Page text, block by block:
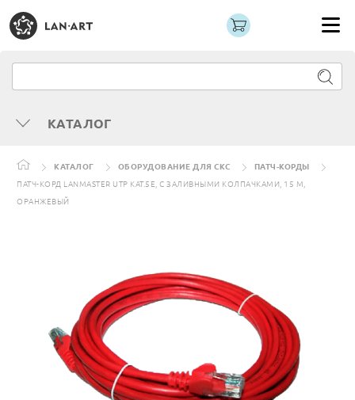
КАТАЛОГ
КАТАЛОГ ОБОРУДОВАНИЕ ДЛЯ СКС
ПАТЧ-КОРДЫ
ПАТЧ-КОРД LANMASTER UTP КАТ.5Е, С ЗАЛИВНЫМИ КОЛПАЧКАМИ, 15 М,
ОРАНЖЕВЫЙ